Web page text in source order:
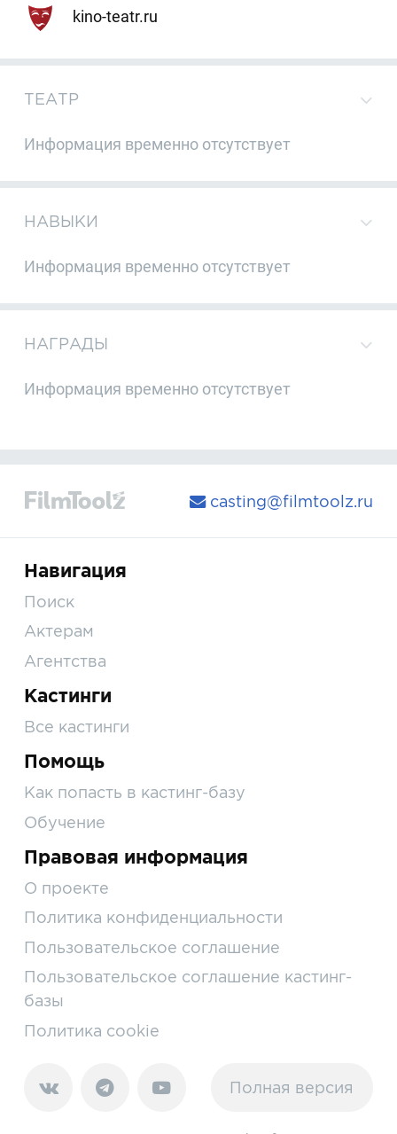
kino-teatr.ru
ТЕАТР
Информация временно отсутствует
НАВЫКИ
Информация временно отсутствует
НАГРАДЫ
Информация временно отсутствует
casting@filmtoolz.ru
Навигация
Поиск
Актерам
Агентства
Кастинги
Все кастинги
Помощь
Как попасть в кастинг-базу
Обучение
Правовая информация
О проекте
Политика конфиденциальности
Пользовательское соглашение
Пользовательское соглашение кастинг-
базы
Политика cookie
Полная версия